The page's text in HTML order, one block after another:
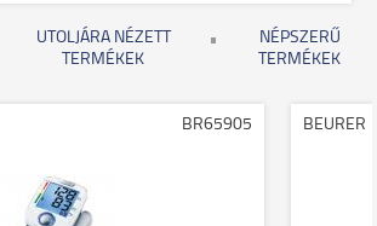
UTOLJÁRA NÉZETT
TERMÉKEK
NÉPSZERŰ
TERMÉKEK
BR65905 BEURER